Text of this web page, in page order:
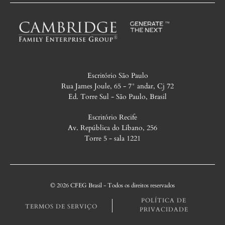
Escritório São Paulo
Rua James Joule, 65 - 7° andar, Cj 72
Ed. Torre Sul - São Paulo, Brasil
Escritório Recife
Av. República do Líbano, 256
Torre 5 - sala 1221
© 2026 CFEG Brasil - Todos os direitos reservados
TERMOS DE SERVIÇO
POLÍTICA DE
PRIVACIDADE